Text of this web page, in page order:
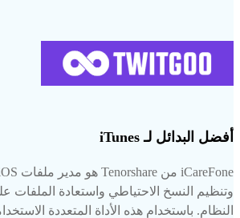
أفضل البدائل لـ iTunes
وتنظيم النسخ الاحتياطي واستعادة الملفات
النظام. باستخدام هذه الأداة المتعددة